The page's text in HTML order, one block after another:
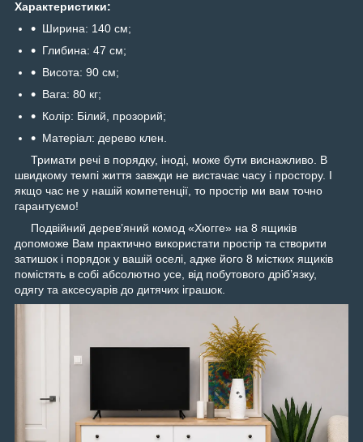
Характеристики:
Ширина: 140 см;
Глибина: 47 см;
Висота: 90 см;
Вага: 80 кг;
Колір: Білий, прозорий;
Матеріал: дерево клен.
Тримати речі в порядку, іноді, може бути виснажливо. В
швидкому темпі життя завжди не вистачає часу і простору. І
якщо час не у нашій компетенції, то простір ми вам точно
гарантуємо!
Подвійний дерев’яний комод «Хюгге» на 8 ящиків
допоможе Вам практично використати простір та створити
затишок і порядок у вашій оселі, адже його 8 містких ящиків
помістять в собі абсолютно усе, від побутового дріб’язку,
одягу та аксесуарів до дитячих іграшок.